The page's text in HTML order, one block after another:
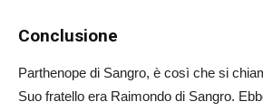
Conclusione
Parthenope di Sangro, è così che si
Suo fratello era Raimondo di Sangro.